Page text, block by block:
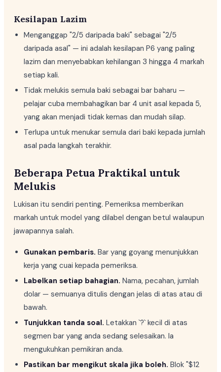
Kesilapan Lazim
Menganggap "2/5 daripada baki" sebagai "2/5
daripada asal" — ini adalah kesilapan P6 yang paling
lazim dan menyebabkan kehilangan 3 hingga 4 markah
setiap kali.
Tidak melukis semula baki sebagai bar baharu —
pelajar cuba membahagikan bar 4 unit asal kepada 5,
yang akan menjadi tidak kemas dan mudah silap.
Terlupa untuk menukar semula dari baki kepada jumlah
asal pada langkah terakhir.
Beberapa Petua Praktikal untuk
Melukis
Lukisan itu sendiri penting. Pemeriksa memberikan
markah untuk model yang dilabel dengan betul walaupun
jawapannya salah.
Gunakan pembaris. Bar yang goyang menunjukkan
kerja yang cuai kepada pemeriksa.
Labelkan setiap bahagian. Nama, pecahan, jumlah
dolar — semuanya ditulis dengan jelas di atas atau di
bawah.
Tunjukkan tanda soal. Letakkan `?` kecil di atas
segmen bar yang anda sedang selesaikan. Ia
mengukuhkan pemikiran anda.
Pastikan bar mengikut skala jika boleh. Blok "$12